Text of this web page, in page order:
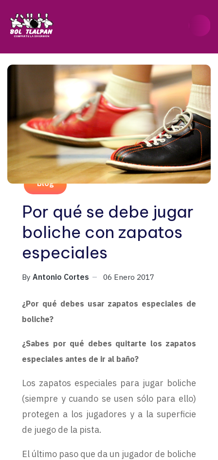
Blog
Por qué se debe jugar
boliche con zapatos
especiales
By Antonio Cortes 06 Enero 2017
¿Por qué debes usar zapatos especiales de
boliche?
¿Sabes por qué debes quitarte los zapatos
especiales antes de ir al baño?
Los zapatos especiales para jugar boliche
(siempre y cuando se usen sólo para ello)
protegen a los jugadores y a la superficie
de juego de la pista.
El último paso que da un jugador de boliche